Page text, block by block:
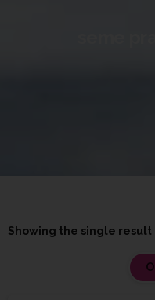
Showing the single result